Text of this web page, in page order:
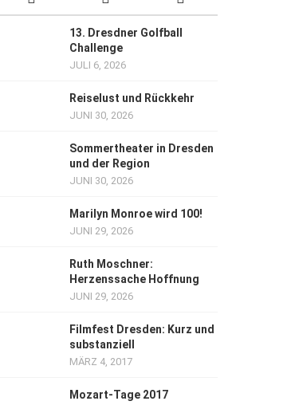
13. Dresdner Golfball
Challenge
JULI 6, 2026
Reiselust und Rückkehr
JUNI 30, 2026
Sommertheater in Dresden
und der Region
JUNI 30, 2026
Marilyn Monroe wird 100!
JUNI 29, 2026
Ruth Moschner:
Herzenssache Hoffnung
JUNI 29, 2026
Filmfest Dresden: Kurz und
substanziell
MÄRZ 4, 2017
Mozart-Tage 2017